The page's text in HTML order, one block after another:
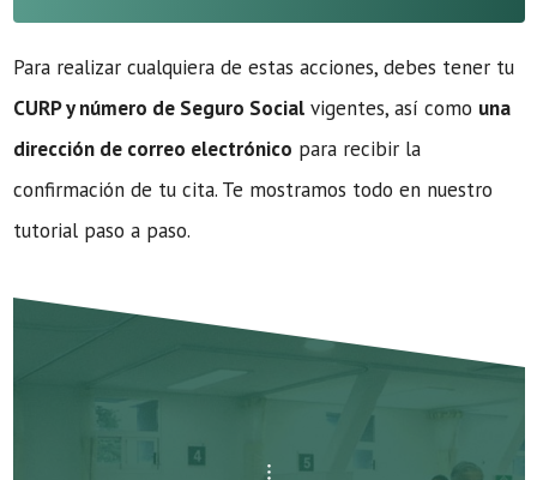
Para realizar cualquiera de estas acciones, debes tener tu
CURP y número de Seguro Social vigentes, así como una
dirección de correo electrónico para recibir la
confirmación de tu cita. Te mostramos todo en nuestro
tutorial paso a paso.